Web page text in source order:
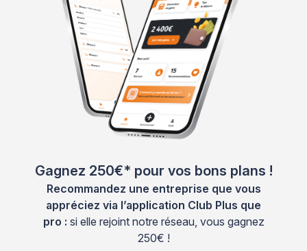
Gagnez 250€* pour vos bons plans !
Recommandez une entreprise que vous
appréciez via l’application Club Plus que
pro : si elle rejoint notre réseau, vous gagnez
250€ !